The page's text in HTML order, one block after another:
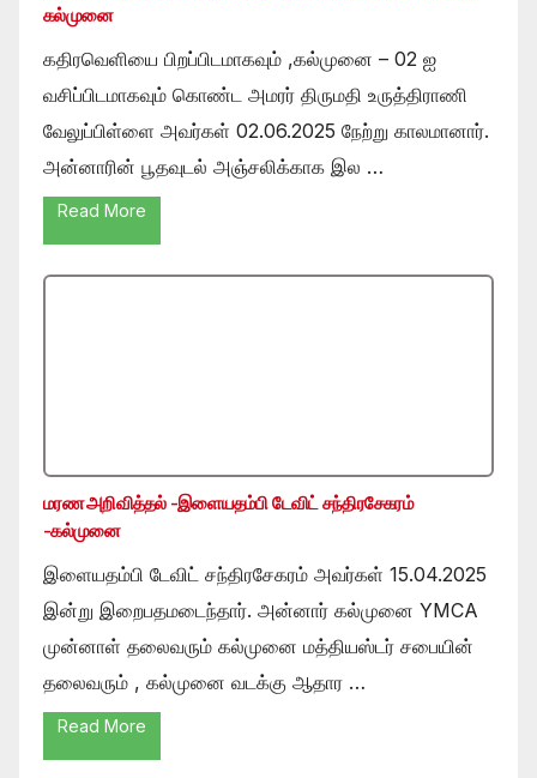
கல்முனை
கதிரவெளியை பிறப்பிடமாகவும் ,கல்முனை – 02 ஐ
வசிப்பிடமாகவும் கொண்ட அமரர் திருமதி உருத்திராணி
வேலுப்பிள்ளை அவர்கள் 02.06.2025 நேற்று காலமானார்.
அன்னாரின் பூதவுடல் அஞ்சலிக்காக இல …
Read More
மரண அறிவித்தல் -இளையதம்பி டேவிட் சந்திரசேகரம்
-கல்முனை
இளையதம்பி டேவிட் சந்திரசேகரம் அவர்கள் 15.04.2025
இன்று இறைபதமடைந்தார். அன்னார் கல்முனை YMCA
முன்னாள் தலைவரும் கல்முனை மத்தியஸ்டர் சபையின்
தலைவரும் , கல்முனை வடக்கு ஆதார …
Read More